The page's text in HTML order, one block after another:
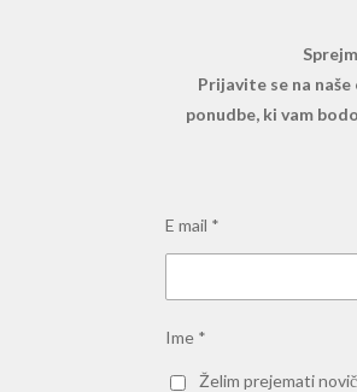
Prijavite se na
ponudbe, ki vam
E mail *
Ime *
Želim prejemati